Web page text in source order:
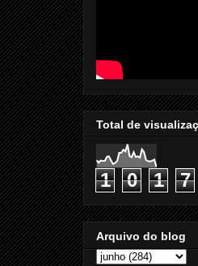
Total de
1 0 1 7
Arquivo do blog